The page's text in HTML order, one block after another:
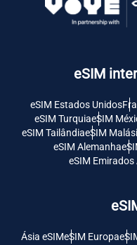
eSIM
eSIM Estados Unidos
eSIM TurquiaeSIM
eSIM TailândiaeSIM
eSIM Alemanha
eSIM
Ásia eSIMeSIM Europa